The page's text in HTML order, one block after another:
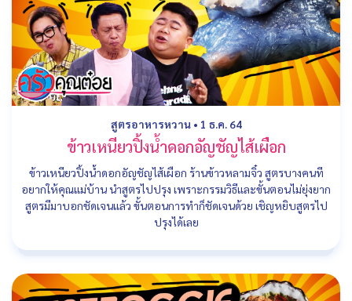
สูตรอาหารหวาน• 1 ธ.ค. 64
ข้าวเหนียวปิ้งน้ำดอกอัญชัญไส้เผือก
ข้าวเหนียวปิ้งน้ำดอกอัญชัญไส้เผือก ร้านข้าวหลามจิ๋ว สูตรบางคนที
อยากให้คุณแม่บ้าน นำสูตรไปปรุง เพราะกรรมวิธีและขั้นตอนไม่ยุ่งยาก
สูตรมีมาบอกชัดเจนแล้ว ขั้นตอนการทำก็ชัดเจนด้วย เชิญหยิบสูตรไป
ปรุงได้เลย